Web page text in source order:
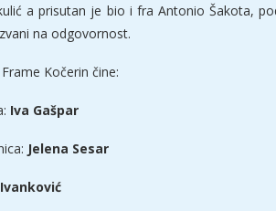
a prisutan je bio i fra Antonio Šakota,
na odgovornost.
Kočerin čine:
Iva Gašpar
Jelena Sesar